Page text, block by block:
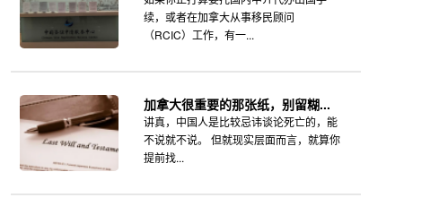
续，或者在加拿大从事移民顾问
（RCIC）工作，有一...
加拿大很重要的那张纸，别留糊...
讲真，中国人是比较忌讳谈论死亡的，能
不说就不说。 但就现实层面而言，就算你
提前找...